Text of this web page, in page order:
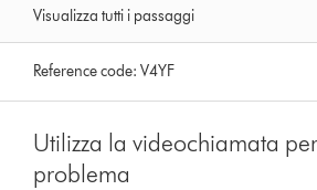
Visualizza tutti i passaggi
Reference code:V4YF
Utilizza la videochiamata
problema